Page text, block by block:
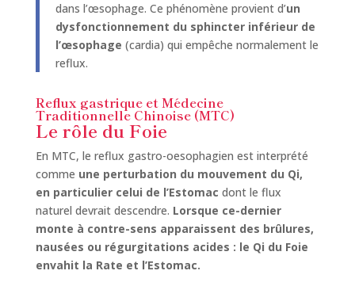
dans l’œsophage. Ce phénomène provient d’un
dysfonctionnement du sphincter inférieur de
l’œsophage (cardia) qui empêche normalement le
reflux.
Reflux gastrique et Médecine
Traditionnelle Chinoise (MTC)
Le rôle du Foie
En MTC, le reflux gastro-oesophagien est interprété
comme une perturbation du mouvement du Qi,
en particulier celui de l’Estomac dont le flux
naturel devrait descendre. Lorsque ce-dernier
monte à contre-sens apparaissent des brûlures,
nausées ou régurgitations acides : le Qi du Foie
envahit la Rate et l’Estomac.